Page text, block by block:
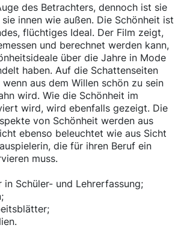
des Betrachters, dennoch ist sie
innen wie außen. Die Schönheit ist
flüchtiges Ideal. Der Film zeigt,
und berechnet werden kann,
über die Jahre in Mode
haben. Auf die Schattenseiten
aus dem Willen schön zu sein
wird. Wie die Schönheit im
wird, wird ebenfalls gezeigt. Die
von Schönheit werden aus
ebenso beleuchtet wie aus Sicht
die für ihren Beruf ein
muss.
Schüler- und Lehrerfassung;